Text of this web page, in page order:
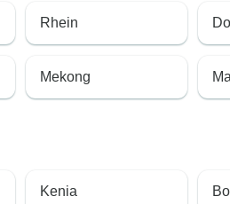
Rhein
Mekong
Kenia